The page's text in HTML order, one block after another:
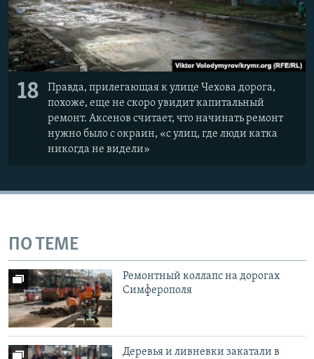
18
Правда, прилегающая к улице Чехова дорога,
похоже, еще не скоро увидит капитальный
ремонт. Аксенов считает, что начинать ремонт
нужно было с окраин, «с улиц, где люди катка
никогда не видели»
ПО ТЕМЕ
Ремонтный коллапс на дорогах
Симферополя
Деревья и ливневки закатали в